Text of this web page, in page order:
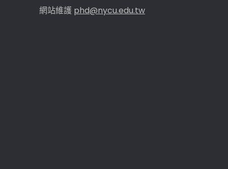
網站維護 phd@nycu.edu.tw